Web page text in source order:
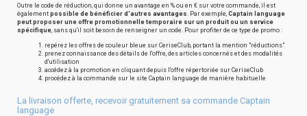
Outre le code de réduction, qui donne un avantage en % ou en € sur votre commande, il est
également possible de bénéficier d'autres avantages. Par exemple, Captain language
peut proposer une offre promotionnelle temporaire sur un produit ou un service
spécifique, sans qu'il soit besoin de renseigner un code. Pour profiter de ce type de promo :
repérez les offres de couleur bleue sur CeriseClub, portant la mention "réductions"
prenez connaissance des détails de l'offre, des articles concernés et des modalités
d'utilisation
accédez à la promotion en cliquant depuis l'offre répertoriée sur CeriseClub
procédez à la commande sur le site Captain language de manière habituelle
La livraison offerte, recevoir gratuitement sa commande Captain
language